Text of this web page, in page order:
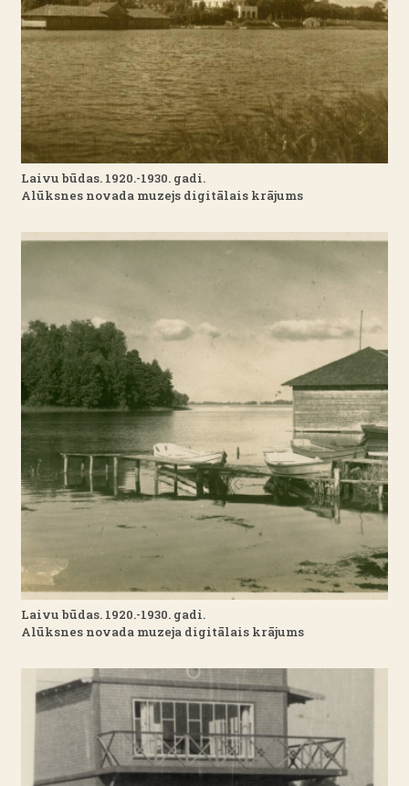
Laivu būdas. 1920.-1930. gadi.
Alūksnes novada muzejs digitālais krājums
Laivu būdas. 1920.-1930. gadi.
Alūksnes novada muzeja digitālais krājums